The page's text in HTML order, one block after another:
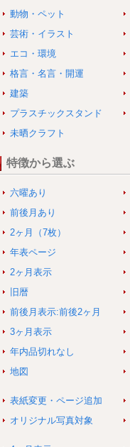
動物・ペット
芸術・イラスト
エコ・環境
格言・名言・開運
建築
プラスチックスタンド
未晒クラフト
特徴から選ぶ
六曜あり
前後月あり
2ヶ月（7枚）
年表ページ
2ヶ月表示
旧暦
前後月表示:前後2ヶ月
3ヶ月表示
年内品切れなし
地図
表紙変更・ページ追加
オリジナル写真対象